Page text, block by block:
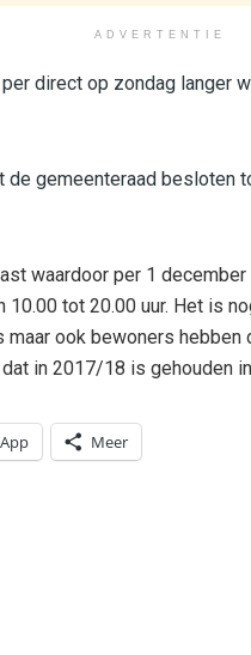
ADVERTENTIE
direct op zondag langer
gemeenteraad besloten
waardoor per 1
tot 20.00 uur. Het is
maar ook bewoners
in 2017/18 is gehouden
Meer